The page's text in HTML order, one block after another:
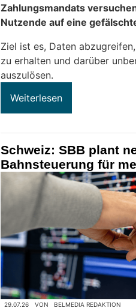
Zahlungsmandats
Nutzende auf eine
Ziel ist es, Daten
zu erhalten und darüber
auszulösen.
Weiterlesen
Schweiz: SBB plant
Bahnsteuerung für
29.07.26 VON BELMEDIA REDAKTION